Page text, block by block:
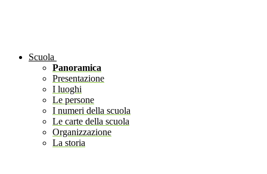
Scuola
Panoramica
Presentazione
I luoghi
Le persone
I numeri della scuola
Le carte della scuola
Organizzazione
La storia